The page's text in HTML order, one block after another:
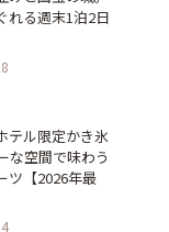
れる週末1泊2日
ル限定かき氷
な空間で味わう
ツ【2026年最